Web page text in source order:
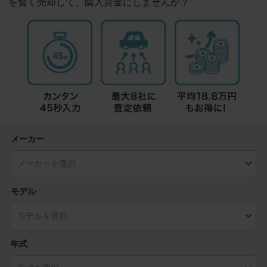
を賢く売却して、購入資金にしませんか？
メーカー
モデル
年式